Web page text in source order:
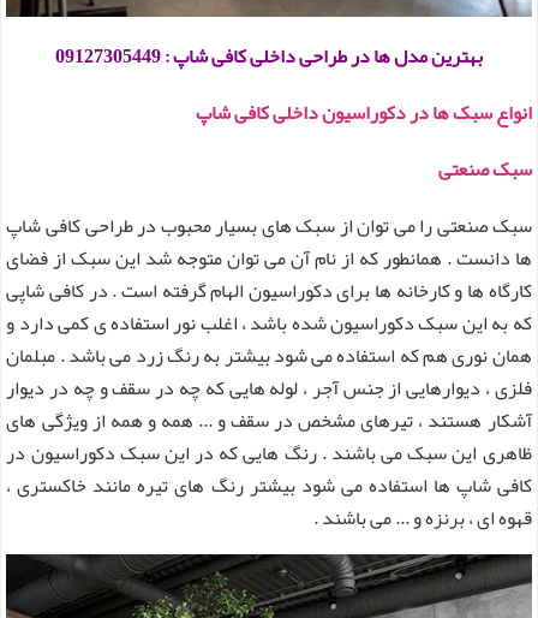
بهترین مدل ها در طراحی داخلی کافی شاپ : 09127305449
انواع سبک ها در دکوراسیون داخلی کافی شاپ
سبک صنعتی
سبک صنعتی را می توان از سبک های بسیار محبوب در طراحی کافی شاپ
ها دانست . همانطور که از نام آن می توان متوجه شد این سبک از فضای
کارگاه ها و کارخانه ها برای دکوراسیون الهام گرفته است . در کافی شاپی
که به این سبک دکوراسیون شده باشد ، اغلب نور استفاده ی کمی دارد و
همان نوری هم که استفاده می شود بیشتر به رنگ زرد می باشد . مبلمان
فلزی ، دیوارهایی از جنس آجر ، لوله هایی که چه در سقف و چه در دیوار
آشکار هستند ، تیرهای مشخص در سقف و ... همه و همه از ویژگی های
ظاهری این سبک می باشند . رنگ هایی که در این سبک دکوراسیون در
کافی شاپ ها استفاده می شود بیشتر رنگ های تیره مانند خاکستری ،
قهوه ای ، برنزه و ... می باشند .